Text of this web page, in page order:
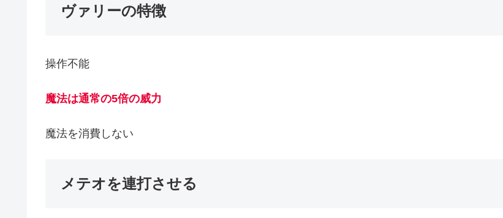
ヴァリーの特徴
操作不能
魔法は通常の5倍の威力
魔法を消費しない
メテオを連打させる